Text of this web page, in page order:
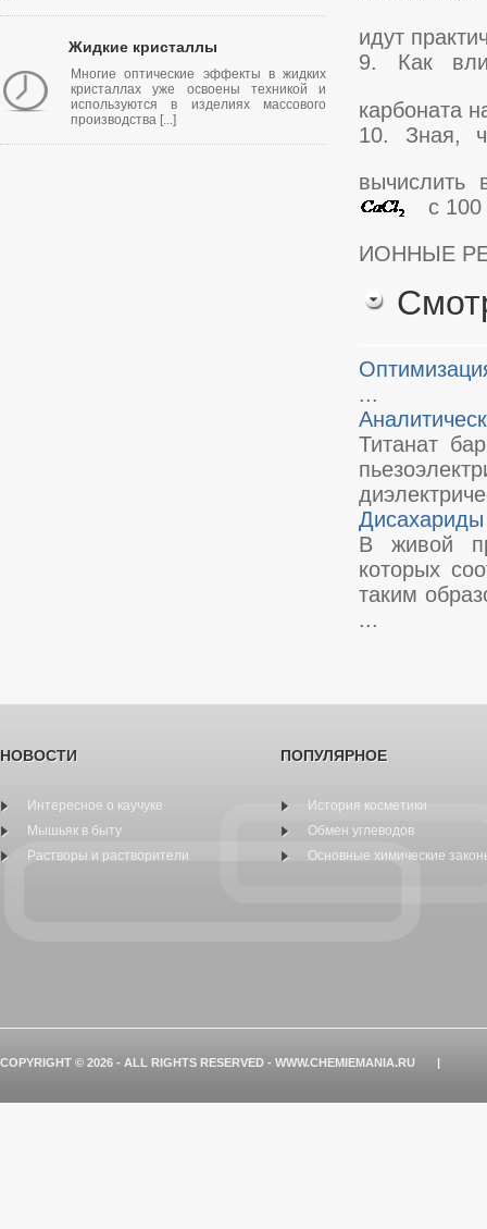
Жидкие кристаллы
Многие оптические эффекты в жидких
кристаллах уже освоены техникой и
используются в изделиях массового
производства [...]
идут
9. Как
карбоната
10. Зная,
с
ИОННЫЕ
...
Титанат
В живой
которых
таким
...
НОВОСТИ
Интересное о каучуке
Мышьяк в быту
Растворы и растворители
ПОПУЛЯРНОЕ
История косметики
Обмен углеводов
Основные химические
COPYRIGHT © 2026 - ALL RIGHTS RESERVED - WWW.CHEMIEMANIA.RU |